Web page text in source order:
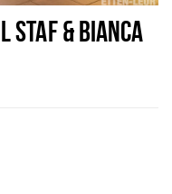
STAF & BIANCA